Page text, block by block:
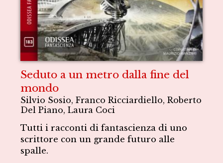
Seduto a un metro dalla fine del
mondo
Silvio Sosio, Franco Ricciardiello, Roberto
Del Piano, Laura Coci
Tutti i racconti di fantascienza di uno
scrittore con un grande futuro alle
spalle.